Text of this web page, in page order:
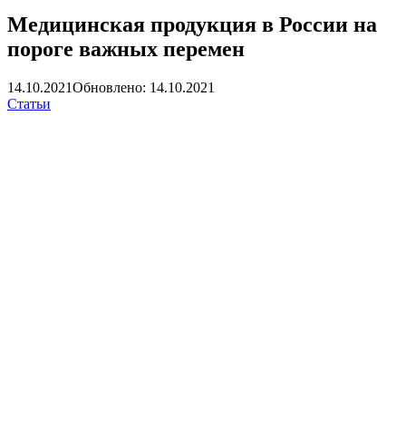
Медицинская продукция в России на
пороге важных перемен
14.10.2021Обновлено: 14.10.2021
Статьи